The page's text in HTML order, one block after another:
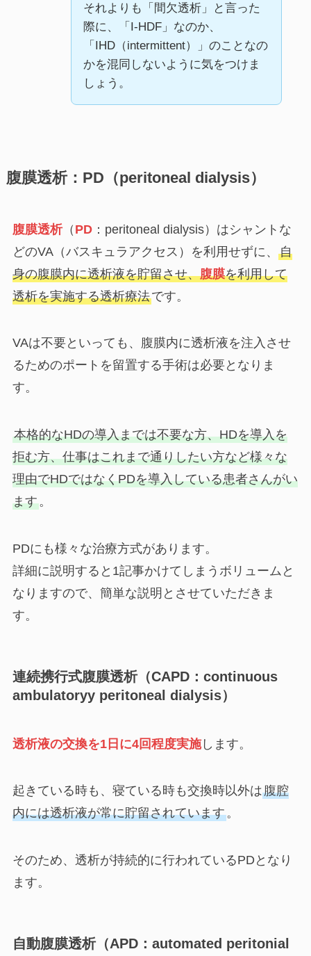
それよりも「間欠透析」と言った
際に、「I-HDF」なのか、
「IHD（intermittent）」のことなの
かを混同しないように気をつけま
しょう。
腹膜透析：PD（peritoneal dialysis）
腹膜透析（ PD：peritoneal dialysis）はシャントな
どのVA（バスキュラアクセス）を利用せずに、 自
身の腹膜内に透析液を貯留させ、腹膜を利用して
透析を実施する透析療法です。
VAは不要といっても、腹膜内に透析液を注入させ
るためのポートを留置する手術は必要となりま
す。
本格的なHDの導入までは不要な方、HDを導入を
拒む方、仕事はこれまで通りしたい方など様々な
理由でHDではなくPDを導入している患者さんがい
ます。
PDにも様々な治療方式があります。
詳細に説明すると1記事かけてしまうボリュームと
なりますので、簡単な説明とさせていただきま
す。
連続携行式腹膜透析（CAPD：continuous
ambulatoryy peritoneal dialysis）
透析液の交換を1日に4回程度実施します。
起きている時も、寝ている時も交換時以外は腹腔
内には透析液が常に貯留されています。
そのため、透析が持続的に行われているPDとなり
ます。
自動腹膜透析（APD：automated peritonial